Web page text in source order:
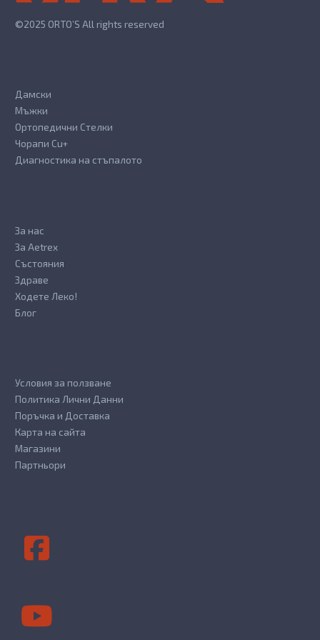
©2025 ORTO’S All rights reserved
Дамски
Мъжки
Ортопедични Стелки
Чорапи Cu+
Диагностика на стъпалото
За нас
За Aetrex
Състояния
Здраве
Ходете Леко!
Блог
Условия за ползване
Политика Лични Данни
Поръчка и Доставка
Карта на сайта
Магазини
Партньори